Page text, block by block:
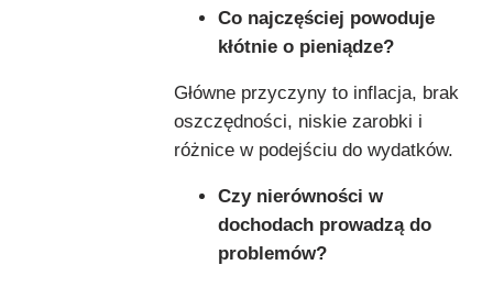
Co najczęściej powoduje
kłótnie o pieniądze?
Główne przyczyny to inflacja, brak
oszczędności, niskie zarobki i
różnice w podejściu do wydatków.
Czy nierówności w
dochodach prowadzą do
problemów?